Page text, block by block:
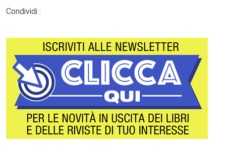
Condividi :